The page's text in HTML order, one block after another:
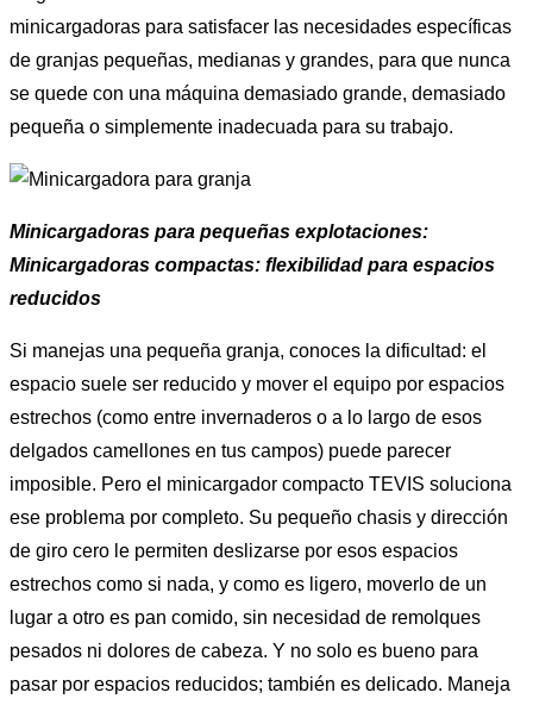
minicargadoras para satisfacer las necesidades específicas
de granjas pequeñas, medianas y grandes, para que nunca
se quede con una máquina demasiado grande, demasiado
pequeña o simplemente inadecuada para su trabajo.
Minicargadoras para pequeñas explotaciones:
Minicargadoras compactas: flexibilidad para espacios
reducidos
Si manejas una pequeña granja, conoces la dificultad: el
espacio suele ser reducido y mover el equipo por espacios
estrechos (como entre invernaderos o a lo largo de esos
delgados camellones en tus campos) puede parecer
imposible. Pero el minicargador compacto TEVIS soluciona
ese problema por completo. Su pequeño chasis y dirección
de giro cero le permiten deslizarse por esos espacios
estrechos como si nada, y como es ligero, moverlo de un
lugar a otro es pan comido, sin necesidad de remolques
pesados ​​ni dolores de cabeza. Y no solo es bueno para
pasar por espacios reducidos; también es delicado. Maneja